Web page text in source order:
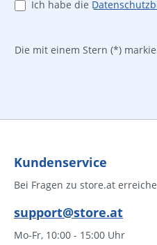
Ich habe die
Die mit einem Stern (*)
Kundenservice
Bei Fragen zu store.at
support@store.at
Mo-Fr, 10:00 - 15:00 Uhr